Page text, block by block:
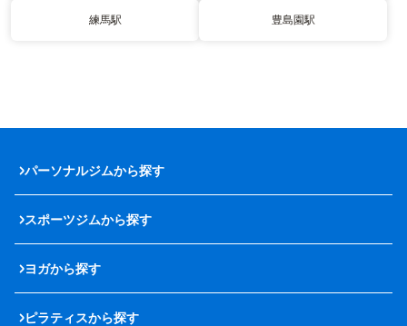
練馬駅 豊島園駅
パーソナルジムから探す
スポーツジムから探す
ヨガから探す
ピラティスから探す